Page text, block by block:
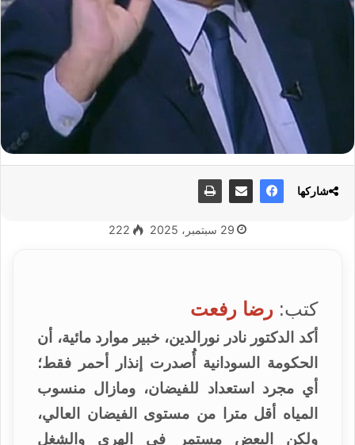
29 سبتمبر، 2025 222
كتب: رضا رفعت
أكد الدكتور نادر نورالدين، خبير موارد مائية، أن
الحكومة السودانية أُصدرت إنذار أحمر فقط؛
أي مجرد استعداد للفيضان، ومازال منسوب
المياه أقل مترا من مستوى الفيضان العالي،
ولكن البعض مستمر في الهري والشغل
شاركها